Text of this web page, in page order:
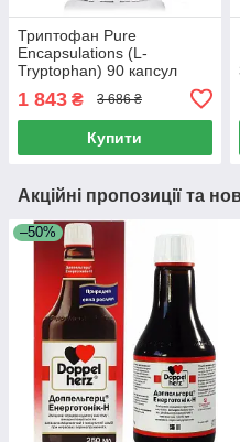
Триптофан Pure
Encapsulations (L-
Tryptophan) 90 капсул
1 843 ₴ 3 686 ₴
Купити
Акційні пропозиції та
–50%